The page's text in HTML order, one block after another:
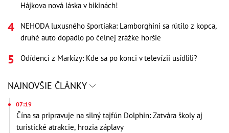
Hájkova nová láska v bikinách!
NEHODA luxusného športiaka: Lamborghini sa rútilo z kopca,
druhé auto dopadlo po čelnej zrážke horšie
Odídenci z Markízy: Kde sa po konci v televízii usídlili?
NAJNOVŠIE ČLÁNKY
07:19
Čína sa pripravuje na silný tajfún Dolphin: Zatvára školy aj
turistické atrakcie, hrozia záplavy